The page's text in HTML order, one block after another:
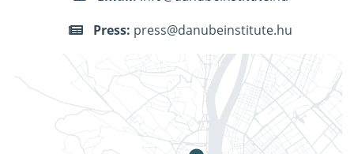
Press: press@danubeinstitute.hu